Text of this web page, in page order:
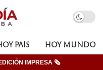
PAÍS HOY MUNDO
IMPRESA 🗞